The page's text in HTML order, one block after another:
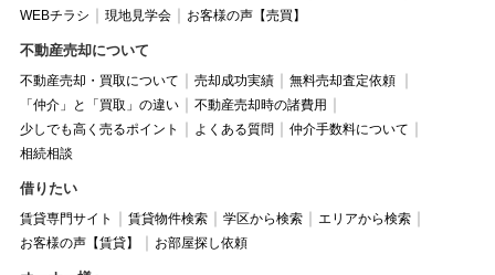
WEBチラシ
現地見学会 お客様の声【売買】
不動産売却について
不動産売却・買取について 売却成功実績
無料売却査定依頼
「仲介」と「買取」の違い
不動産売却時の諸費用
少しでも高く売るポイント
よくある質問
仲介手数料について
相続相談
借りたい
賃貸専門サイト 賃貸物件検索 学区から検索
エリアから検索
お客様の声【賃貸】
お部屋探し依頼